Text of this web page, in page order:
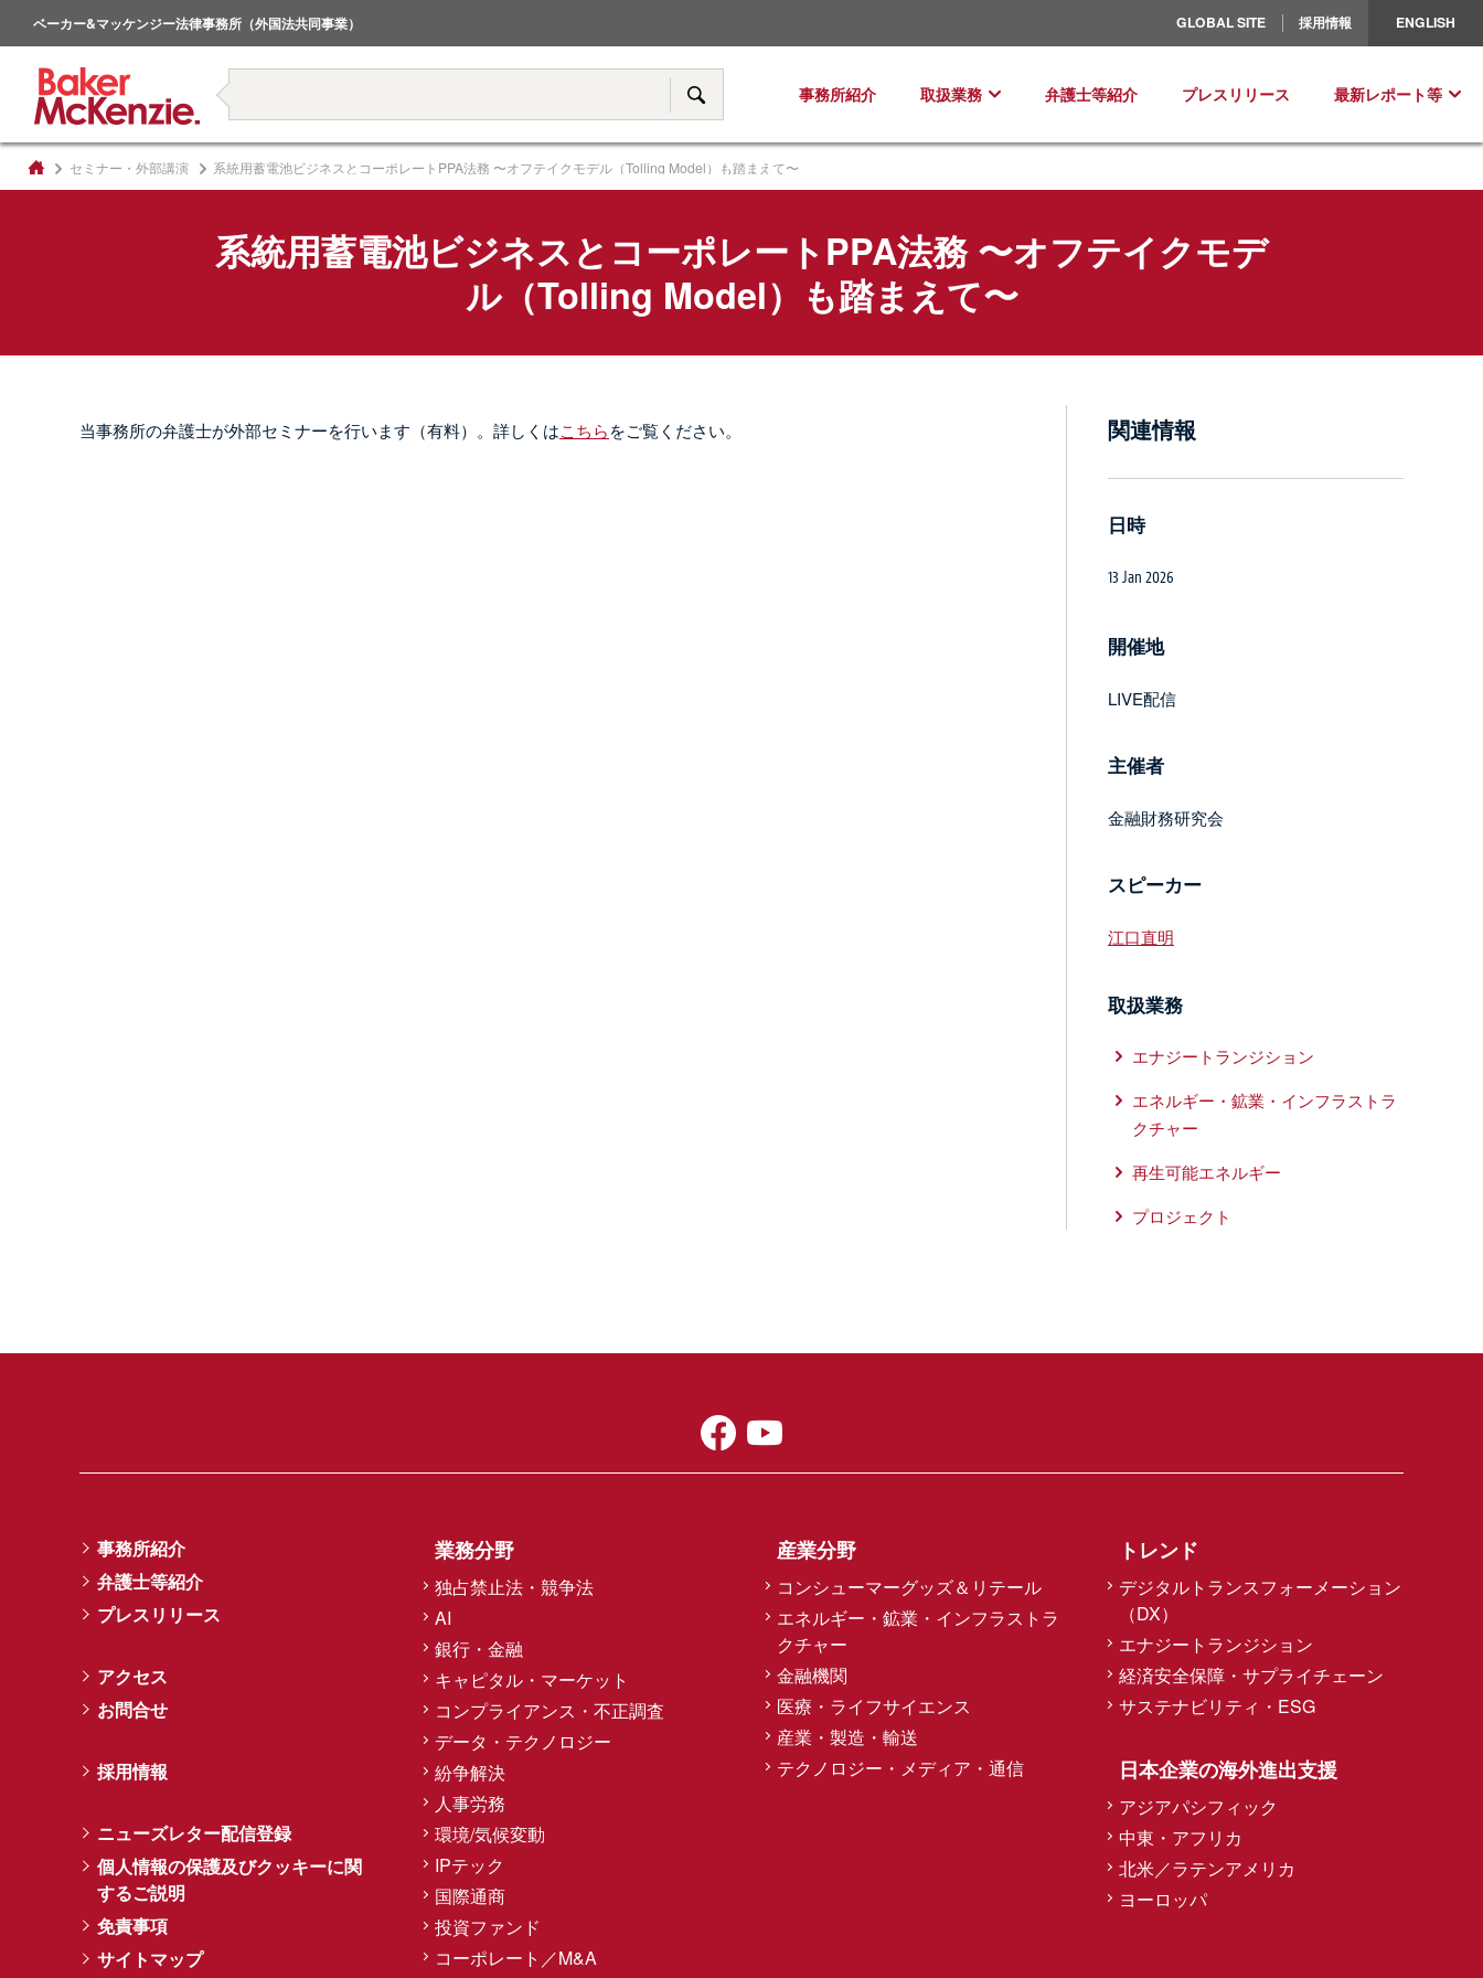
ベーカー&マッケンジー法律事務所（外国法共同事業） GLOBAL SITE 採用情報 ENGLISH
サイト内検索事務所紹介 取扱業務
ヨーロッパ
弁護士等紹介 プレスリリース 最新レポート等
著書
セミナー・外部講演 系統用蓄電池ビジネスとコーポレートPPA法務 〜オフテイクモデル（Tolling Model）も踏まえて〜
系統用蓄電池ビジネスとコーポレートPPA法務 〜オフテイクモデ
ル（Tolling Model）も踏まえて〜
当事務所の弁護士が外部セミナーを行います（有料）。詳しくはこちらをご覧ください。 関連情報
日時
13 Jan 2026
開催地
LIVE配信
主催者
金融財務研究会
スピーカー
江口直明
取扱業務
エナジートランジション
エネルギー・鉱業・インフラストラ
クチャー
再生可能エネルギー
プロジェクト
事務所紹介
弁護士等紹介
プレスリリース
アクセス
お問合せ
採用情報
ニューズレター配信登録
個人情報の保護及びクッキーに関
するご説明
免責事項
サイトマップ
業務分野
独占禁止法・競争法
AI
銀行・金融
キャピタル・マーケット
コンプライアンス・不正調査
データ・テクノロジー
紛争解決
人事労務
環境/気候変動
IPテック
国際通商
投資ファンド
コーポレート／M&A
産業分野
コンシューマーグッズ＆リテール
エネルギー・鉱業・インフラストラ
クチャー
金融機関
医療・ライフサイエンス
産業・製造・輸送
テクノロジー・メディア・通信
トレンド
デジタルトランスフォーメーション
（DX）
エナジートランジション
経済安全保障・サプライチェーン
サステナビリティ・ESG
日本企業の海外進出支援
アジアパシフィック
中東・アフリカ
北米／ラテンアメリカ
ヨーロッパ